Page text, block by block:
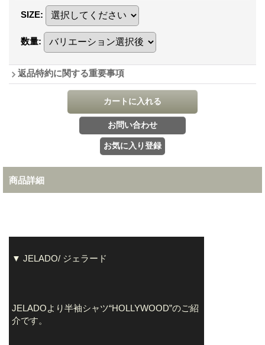
SIZE:
数量:
返品特約に関する重要事項
商品詳細
▼ JELADO/ ジェラード
JELADOより半袖シャツ“HOLLYWOOD”のご紹
介です。